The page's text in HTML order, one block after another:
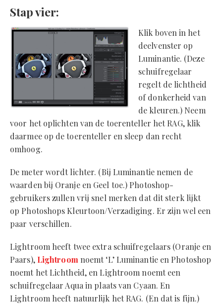
Stap vier:
Klik boven in het
deelvenster op
Luminantie. (Deze
schuifregelaar
regelt de lichtheid
of donkerheid van
de kleuren.) Neem
voor het oplichten van de toerenteller het RAG, klik
daarmee op de toerenteller en sleep dan recht
omhoog.
De meter wordt lichter. (Bij Luminantie nemen de
waarden bij Oranje en Geel toe.) Photoshop-
gebruikers zullen vrij snel merken dat dit sterk lijkt
op Photoshops Kleurtoon/Verzadiging. Er zijn wel een
paar verschillen.
Lightroom heeft twee extra schuifregelaars (Oranje en
Paars), Lightroom noemt ‘L’ Luminantie en Photoshop
noemt het Lichtheid, en Lightroom noemt een
schuifregelaar Aqua in plaats van Cyaan. En
Lightroom heeft natuurlijk het RAG. (En dat is fijn.)